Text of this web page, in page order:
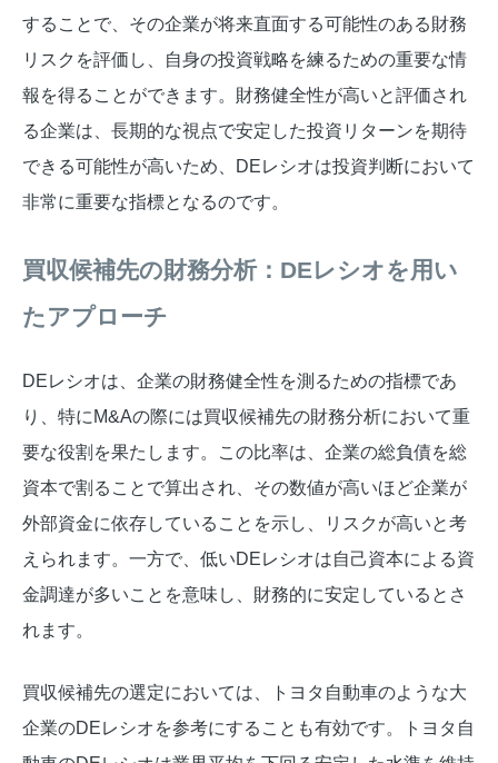
することで、その企業が将来直面する可能性のある財務
リスクを評価し、自身の投資戦略を練るための重要な情
報を得ることができます。財務健全性が高いと評価され
る企業は、長期的な視点で安定した投資リターンを期待
できる可能性が高いため、DEレシオは投資判断において
非常に重要な指標となるのです。
買収候補先の財務分析：DEレシオを用い
たアプローチ
DEレシオは、企業の財務健全性を測るための指標であ
り、特にM&Aの際には買収候補先の財務分析において重
要な役割を果たします。この比率は、企業の総負債を総
資本で割ることで算出され、その数値が高いほど企業が
外部資金に依存していることを示し、リスクが高いと考
えられます。一方で、低いDEレシオは自己資本による資
金調達が多いことを意味し、財務的に安定しているとさ
れます。
買収候補先の選定においては、トヨタ自動車のような大
企業のDEレシオを参考にすることも有効です。トヨタ自